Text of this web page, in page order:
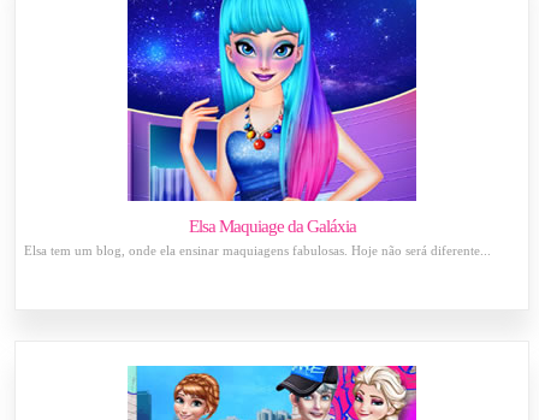
Elsa Maquiage da Galáxia
Elsa tem um blog, onde ela ensinar maquiagens fabulosas. Hoje não será diferente...